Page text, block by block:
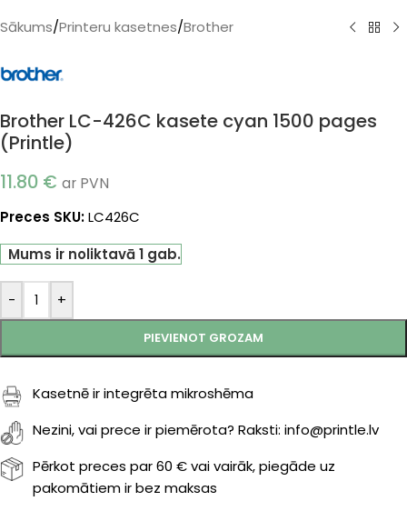
Sākums/Printeru kasetnes/Brother
Brother LC-426C kasete cyan 1500 pages
(Printle)
11.80 € ar PVN
Preces SKU:LC426C
Mums ir noliktavā 1 gab.
- +
PIEVIENOT GROZAM
Kasetnē ir integrēta mikroshēma
Nezini, vai prece ir piemērota? Raksti: info@printle.lv
Pērkot preces par 60 € vai vairāk, piegāde uz
pakomātiem ir bez maksas